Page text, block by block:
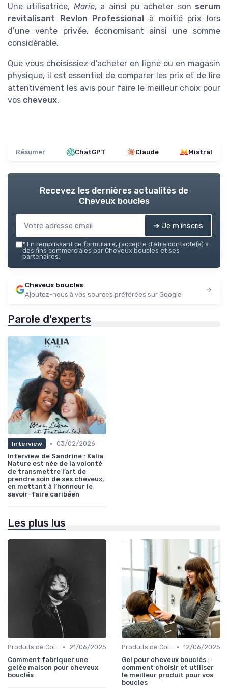
Une utilisatrice, Marie, a ainsi pu acheter son serum
revitalisant Revlon Professional
à moitié prix lors
d’une vente privée, économisant ainsi une somme
considérable.
Que vous choisissiez d’acheter en ligne ou en magasin
physique, il est essentiel de comparer les prix et de lire
attentivement les avis pour faire le meilleur choix pour
vos cheveux.
Résumer ChatGPT Claude Mistral
Recevez les dernières actualités de
Cheveux boucles
➔ Je m'inscris
* En remplissant ce formulaire, j’accepte d’être contacté(e) à
des fins commerciales par Cheveux boucles et ses
partenaires.
Cheveux boucles
Ajoutez-nous à vos sources préférées sur Google
Parole d'experts
Interview • 03/02/2026
Interview de Sandrine : Kalia
Nature est née de la volonté
de transmettre l’art de
prendre soin de ses cheveux,
en mettant à l’honneur le
savoir-faire caribéen
Les plus lus
Produits de Coiffage •
21/06/2025
Comment fabriquer une
gelée maison pour cheveux
bouclés
Produits de Coiffage • 12/06/2025
Gel pour cheveux bouclés :
comment choisir et utiliser
le meilleur produit pour vos
boucles